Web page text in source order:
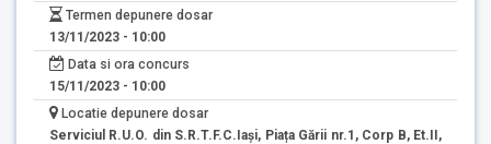
Termen depunere dosar
13/11/2023 - 10:00
Data si ora concurs
15/11/2023 - 10:00
Locatie depunere dosar
Serviciul R.U.O. din S.R.T.F.C.Iași, Piața Gării nr.1, Corp B, Et.II,